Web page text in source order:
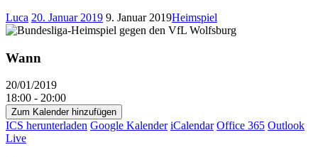
Luca 20. Januar 2019 9. Januar 2019Heimspiel
Wann
20/01/2019
18:00 - 20:00
Zum Kalender hinzufügen
ICS herunterladen Google Kalender iCalendar Office 365 Outlook
Live